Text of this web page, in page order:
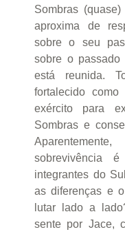
Sombras
aproxima de
sobre o seu
sobre o
está reunida.
fortalecido
exército para
Sombras e
sobrevivência
integrantes do
as diferenças e
lutar lado a
sente por Jace,